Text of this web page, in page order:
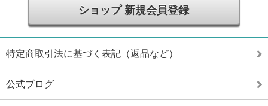
ショップ 新規会員登録
特定商取引法に基づく表記（返品など）
公式ブログ